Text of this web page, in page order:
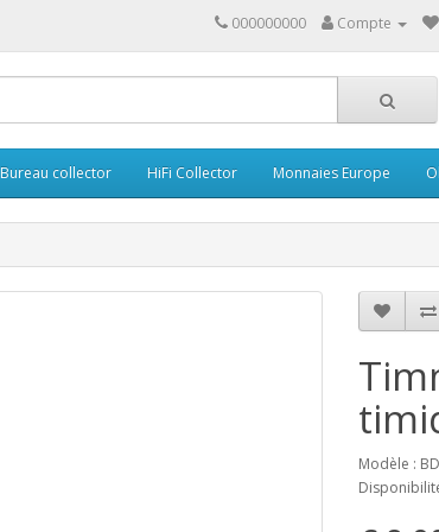
000000000 Compte
Bureau collector HiFi Collector Monnaies Europe
Modèle :